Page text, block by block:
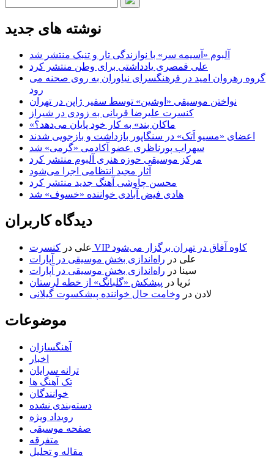
نوشته های جدید
آلبوم «آسیمه سر» با نوازندگی تار و تنبک منتشر شد
علی قمصری یادداشتی برای وطن منتشر کرد
گروه رهروان امید در فرهنگسرای نیاوران به روی صحنه می
رود
نواختن موسیقی «اوشین» توسط سفیر ژاپن در تهران
کنسرت علیرضا قربانی به زودی در شیراز
«ماکان بند» به کار خود پایان می‌دهد؟
اعضای «مسیو اَتک» در سنگاپور بازداشت و بازجویی شدند
سهراب پورناظری عضو آکادمی «گرمی» شد
مرکز موسیقی حوزه هنری آلبوم منتشر کرد
آثار مجید انتظامی اجرا می‌شود
محسن چاوشی آهنگ جدید منتشر کرد
هادی فیض آبادی خواننده «خسوف» شد
دیدگاه کاربران
علی در
کنسرت VIP کاوه آفاق در تهران برگزار می‌شود
علی در راه‌اندازی بخش موسیقی در آپارات
سینا در راه‌اندازی بخش موسیقی در آپارات
ثریا در پیشکش «گلبانگ» از خطه لرستان
لادن در وخامت حال خواننده پیشکسوت گیلانی
موضوعات
آهنگسازان
اخبار
ترانه سرایان
تک آهنگ ها
خوانندگان
دسته‌بندی نشده
رویداد ویژه
صفحه موسیقی
متفرقه
مقاله و تحلیل